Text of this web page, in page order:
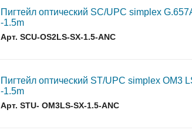
Пигтейл оптический SC/UPC simplex
-1.5m
Арт. SCU-OS2LS-SX-1.5-ANC
Пигтейл оптический ST/UPC simplex OM3
-1.5m
Арт. STU- OM3LS-SX-1.5-ANC